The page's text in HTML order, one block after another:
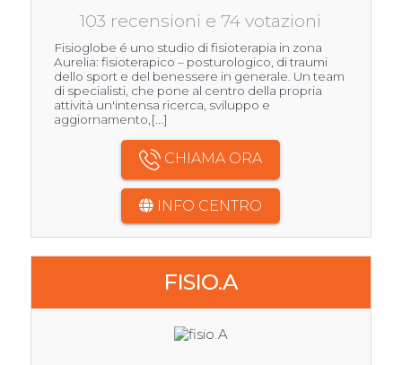
103 recensioni e 74 votazioni
Fisioglobe é uno studio di fisioterapia in zona
Aurelia: fisioterapico – posturologico, di traumi
dello sport e del benessere in generale. Un team
di specialisti, che pone al centro della propria
attività un'intensa ricerca, sviluppo e
aggiornamento,[...]
CHIAMA ORA
INFO CENTRO
FISIO.A